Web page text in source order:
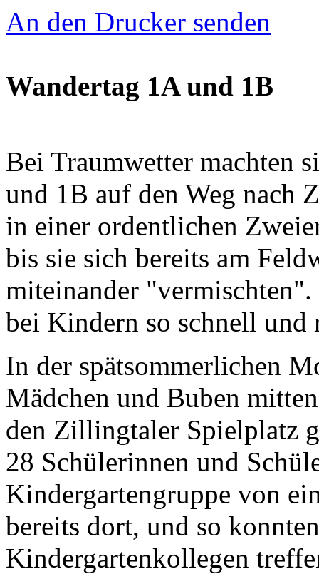
An den Drucker senden
Wandertag 1A und 1B
Bei Traumwetter machten
und 1B auf den Weg nach
in einer ordentlichen
bis sie sich bereits am
miteinander "vermischten".
bei Kindern so schnell und
In der spätsommerlichen
Mädchen und Buben
den Zillingtaler Spielplatz
28 Schülerinnen und
Kindergartengruppe von
bereits dort, und so
Kindergartenkollegen